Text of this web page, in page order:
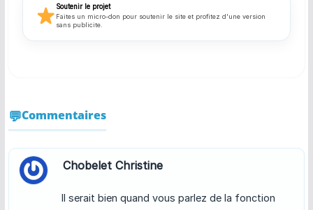
Soutenir le projet
Faites un micro-don pour soutenir le site et profitez d'une version
sans publicite.
Commentaires
Chobelet Christine
Il serait bien quand vous parlez de la fonction